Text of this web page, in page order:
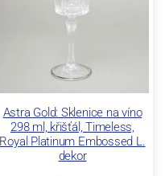
Astra Gold: Sklenice na víno
298 ml, křišťál, Timeless,
Royal Platinum Embossed L.
dekor